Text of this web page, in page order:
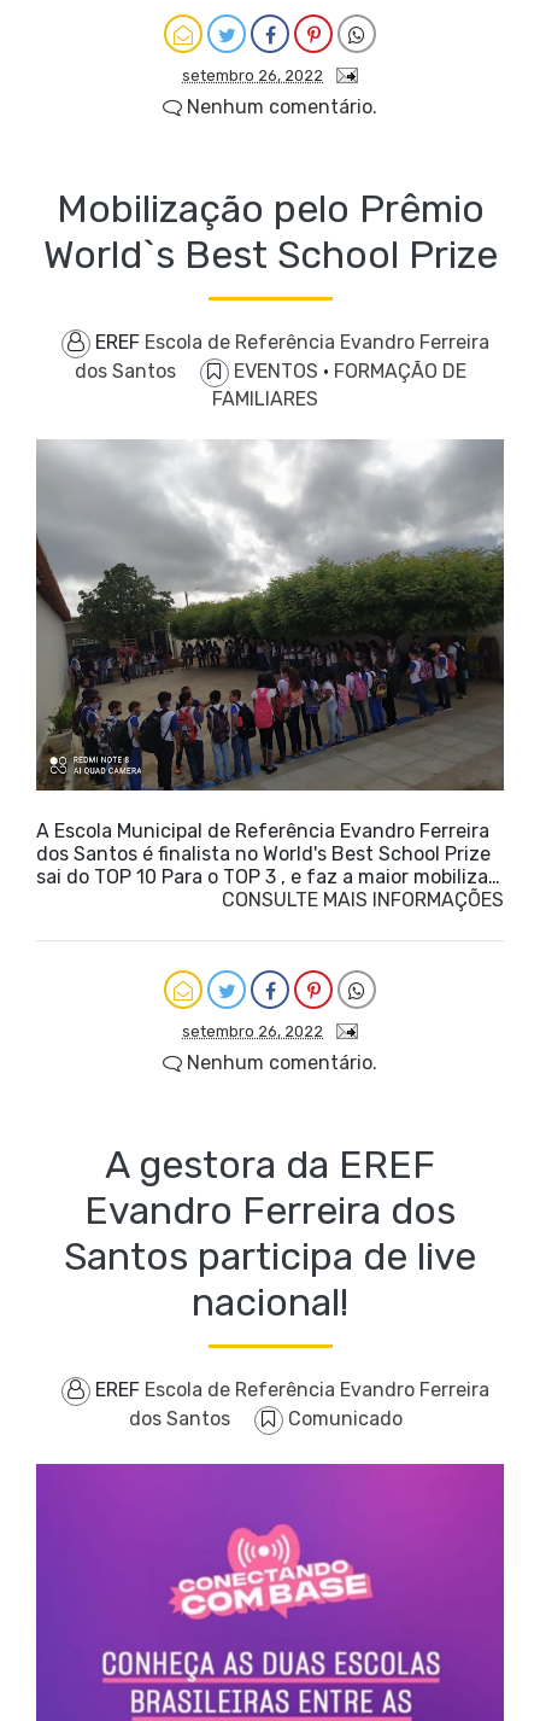
setembro 26, 2022
Nenhum comentário.
Mobilização pelo Prêmio
World`s Best School Prize
EREF Escola de Referência Evandro Ferreira
dos Santos
EVENTOS · FORMAÇÃO DE
FAMILIARES
A Escola Municipal de Referência Evandro Ferreira
dos Santos é finalista no World's Best School Prize
sai do TOP 10 Para o TOP 3 , e faz a maior mobiliza…
CONSULTE MAIS INFORMAÇÕES
setembro 26, 2022
Nenhum comentário.
A gestora da EREF
Evandro Ferreira dos
Santos participa de live
nacional!
EREF Escola de Referência Evandro Ferreira
dos Santos
Comunicado